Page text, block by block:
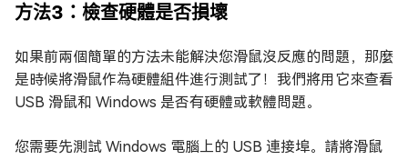
方法3：檢查硬體是否損壞
如果前兩個簡單的方法未能解決您滑鼠沒反應的問題，那麼
是時候將滑鼠作為硬體組件進行測試了！我們將用它來查看
USB 滑鼠和 Windows 是否有硬體或軟體問題。
您需要先測試 Windows 電腦上的 USB 連接埠。請將滑鼠